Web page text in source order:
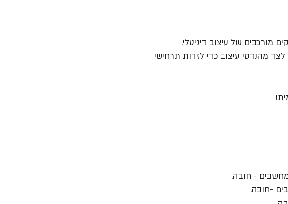
מורכבים של עיצוב דיגיטלי.
מהנדסי עיצוב כדי לזהות תרחישי
- חובה.